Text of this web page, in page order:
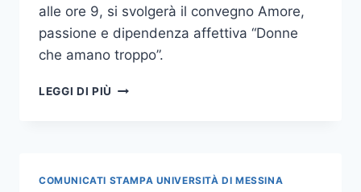
alle ore 9, si svolgerà il convegno Amore,
passione e dipendenza affettiva “Donne
che amano troppo”.
LEGGI DI PIÙ GIORNATA
COMUNICATI STAMPA UNIVERSITÀ DI MESSINA